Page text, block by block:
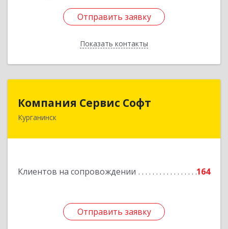
Отправить заявку
Показать контакты
Отправить заявку
Назад
Компания Сервис Софт
Курганинск
Клиентов на сопровождении 164
Отправить заявку
Компания Сервис Софт
352430, Краснодарский край, Курганинск г,
Отправить заявку